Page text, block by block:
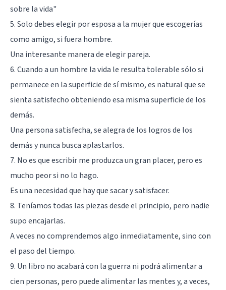
sobre la vida"
5. Solo debes elegir por esposa a la mujer que escogerías
como amigo, si fuera hombre.
Una interesante manera de elegir pareja.
6. Cuando a un hombre la vida le resulta tolerable sólo si
permanece en la superficie de sí mismo, es natural que se
sienta satisfecho obteniendo esa misma superficie de los
demás.
Una persona satisfecha, se alegra de los logros de los
demás y nunca busca aplastarlos.
7. No es que escribir me produzca un gran placer, pero es
mucho peor si no lo hago.
Es una necesidad que hay que sacar y satisfacer.
8. Teníamos todas las piezas desde el principio, pero nadie
supo encajarlas.
A veces no comprendemos algo inmediatamente, sino con
el paso del tiempo.
9. Un libro no acabará con la guerra ni podrá alimentar a
cien personas, pero puede alimentar las mentes y, a veces,